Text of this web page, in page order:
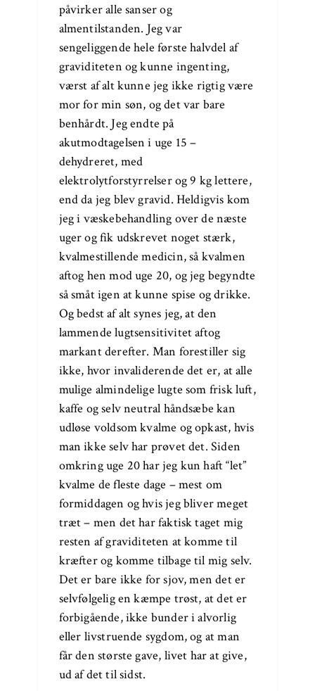
påvirker alle sanser og
almentilstanden. Jeg var
sengeliggende hele første halvdel af
graviditeten og kunne ingenting,
værst af alt kunne jeg ikke rigtig være
mor for min søn, og det var bare
benhårdt. Jeg endte på
akutmodtagelsen i uge 15 –
dehydreret, med
elektrolytforstyrrelser og 9 kg lettere,
end da jeg blev gravid. Heldigvis kom
jeg i væskebehandling over de næste
uger og fik udskrevet noget stærk,
kvalmestillende medicin, så kvalmen
aftog hen mod uge 20, og jeg begyndte
så småt igen at kunne spise og drikke.
Og bedst af alt synes jeg, at den
lammende lugtsensitivitet aftog
markant derefter. Man forestiller sig
ikke, hvor invaliderende det er, at alle
mulige almindelige lugte som frisk luft,
kaffe og selv neutral håndsæbe kan
udløse voldsom kvalme og opkast, hvis
man ikke selv har prøvet det. Siden
omkring uge 20 har jeg kun haft “let”
kvalme de fleste dage – mest om
formiddagen og hvis jeg bliver meget
træt – men det har faktisk taget mig
resten af graviditeten at komme til
kræfter og komme tilbage til mig selv.
Det er bare ikke for sjov, men det er
selvfølgelig en kæmpe trøst, at det er
forbigående, ikke bunder i alvorlig
eller livstruende sygdom, og at man
får den største gave, livet har at give,
ud af det til sidst.